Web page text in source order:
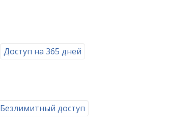
Доступ на 365 дней
Безлимитный доступ